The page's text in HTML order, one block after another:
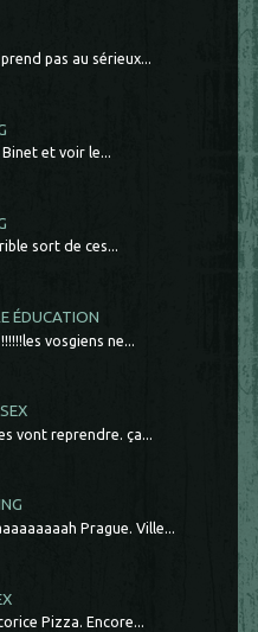
pas au sérieux...
et voir le...
sort de ces...
ÉDUCATION
vosgiens ne...
vont reprendre. ça...
Prague. Ville...
Pizza. Encore...